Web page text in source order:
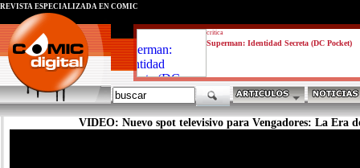
critica
Superman: Identidad Secreta (DC Pocket)
REVISTA ESPECIALIZADA EN CÓMIC
VIDEO: Nuevo spot televisivo para Vengadores: La Era